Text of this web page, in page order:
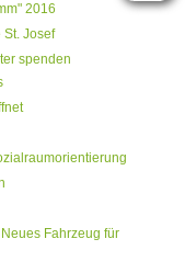
2016
Josef
spenden
Fahrzeug für